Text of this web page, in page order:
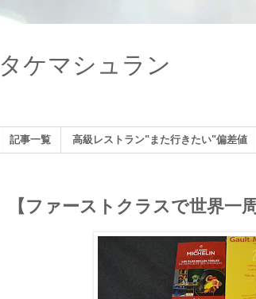
タケマシュラン
記事一覧 高級レストラン"また行きたい"偏差値
【ファーストクラスで世界一